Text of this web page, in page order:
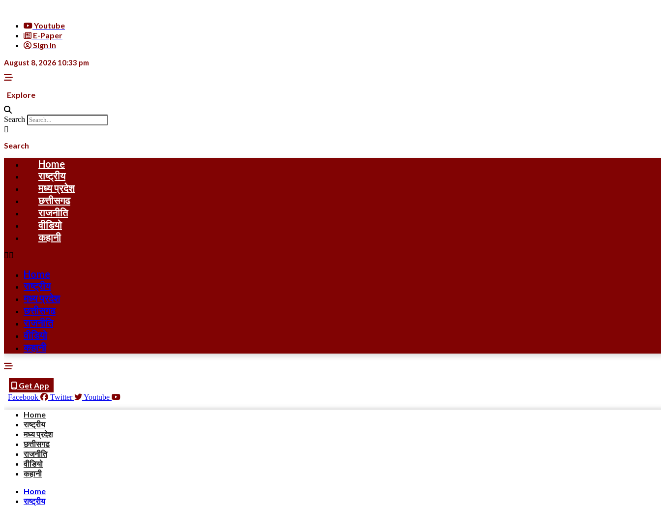
content
Youtube
E-Paper
Sign In
August 8, 2026 10:33 pm
Explore
Search
Search
Home
राष्ट्रीय
मध्य प्रदेश
छत्तीसगढ
राजनीति
वीडियो
कहानी
Home
राष्ट्रीय
मध्य प्रदेश
छत्तीसगढ
राजनीति
वीडियो
कहानी
Get App
Facebook Twitter Youtube
Home
राष्ट्रीय
मध्य प्रदेश
छत्तीसगढ
राजनीति
वीडियो
कहानी
Home
राष्ट्रीय